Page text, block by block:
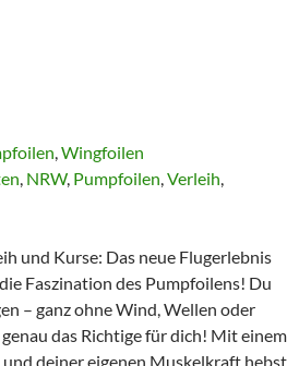
,Wingfoilen
, NRW, Pumpfoilen,Verleih,
und Kurse: Das neue Flugerlebnis
Faszination des Pumpfoilens! Du
– ganz ohne Wind, Wellen oder
das Richtige für dich! Mit einem
deiner eigenen Muskelkraft hebst